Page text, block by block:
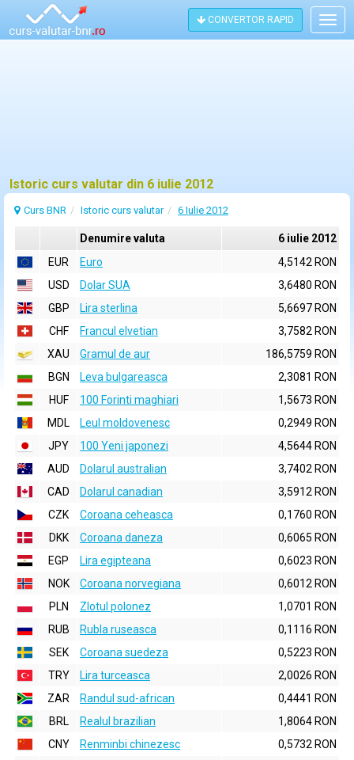
CONVERTOR RAPID
Istoric curs valutar din 6 iulie 2012
Curs BNR Istoric curs valutar 6 Iulie 2012
Denumire valuta
6 iulie 2012
EUR
Euro
4,5142 RON
USD
Dolar SUA
3,6480 RON
GBP
Lira sterlina
5,6697 RON
CHF
Francul elvetian
3,7582 RON
XAU
Gramul de aur
186,5759 RON
BGN
Leva bulgareasca
2,3081 RON
HUF
100 Forinti maghiari
1,5673 RON
MDL
Leul moldovenesc
0,2949 RON
JPY
100 Yeni japonezi
4,5644 RON
AUD
Dolarul australian
3,7402 RON
CAD
Dolarul canadian
3,5912 RON
CZK
Coroana ceheasca
0,1760 RON
DKK
Coroana daneza
0,6065 RON
EGP
Lira egipteana
0,6023 RON
NOK
Coroana norvegiana
0,6012 RON
PLN
Zlotul polonez
1,0701 RON
RUB
Rubla ruseasca
0,1116 RON
SEK
Coroana suedeza
0,5223 RON
TRY
Lira turceasca
2,0026 RON
ZAR
Randul sud-african
0,4441 RON
BRL
Realul brazilian
1,8064 RON
CNY
Renminbi chinezesc
0,5732 RON